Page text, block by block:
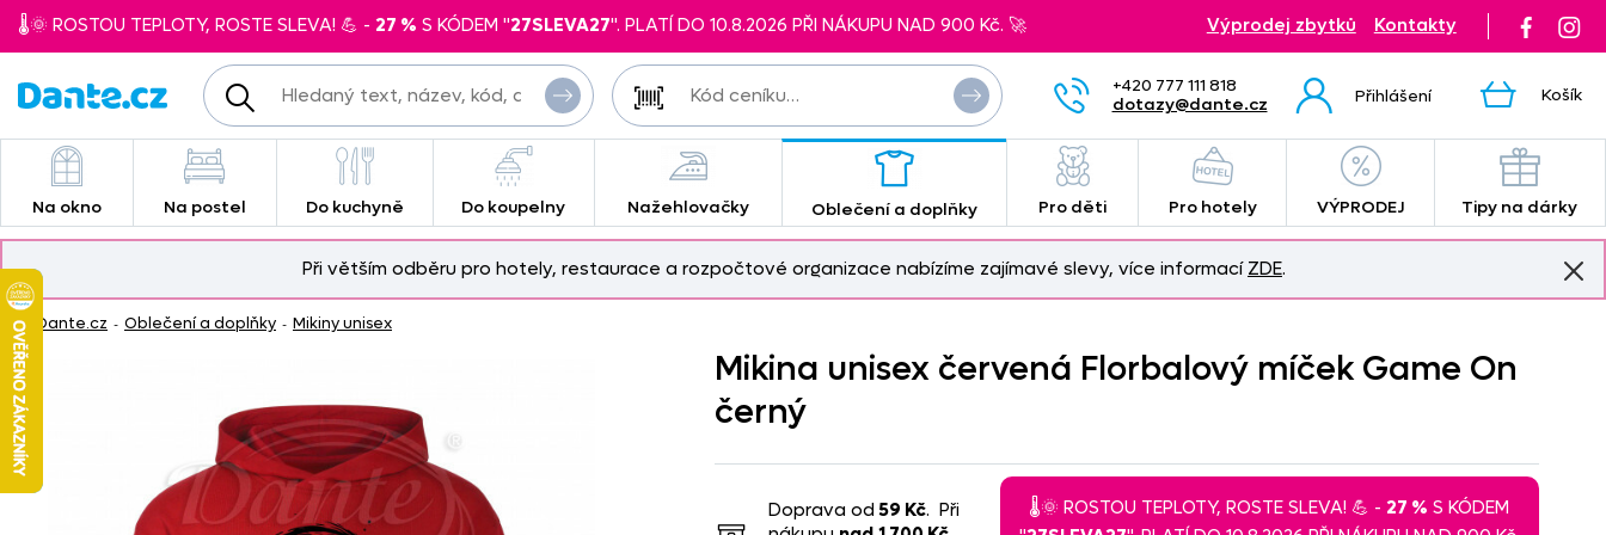
+420 777 111 818
dotazy@dante.cz
Přihlášení Košík
🌡️🌞 ROSTOU TEPLOTY, ROSTE SLEVA! 💪 - 27 % S KÓDEM "27SLEVA27". PLATÍ DO 10.8.2026 PŘI NÁKUPU NAD 900 Kč. 🚀 Výprodej zbytků Kontakty
Na okno Na postel Do kuchyně Do koupelny Nažehlovačky Oblečení a doplňky Pro děti Pro hotely VÝPRODEJ Tipy na dárky
Při větším odběru pro hotely, restaurace a rozpočtové organizace nabízíme zajímavé slevy, více informací ZDE.
Dante.cz - Oblečení a doplňky - Mikiny unisex
Mikina unisex červená Florbalový míček Game On
černý
Doprava od 59 Kč. Při
🌡️🌞 ROSTOU TEPLOTY, ROSTE SLEVA! 💪 -27 % S KÓDEM